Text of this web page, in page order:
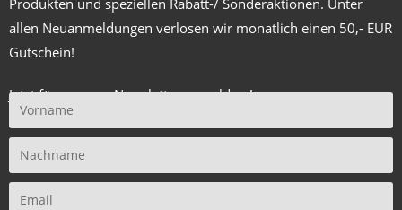
allen Neuanmeldungen verlosen wir monatlich einen 50,- EUR
Gutschein!
Jetzt für unseren Newsletter anmelden !